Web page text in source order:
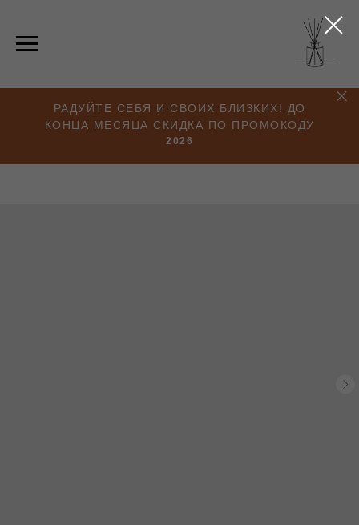
РАДУЙТЕ СЕБЯ И СВОИХ БЛИЗКИХ! ДО
КОНЦА МЕСЯЦА СКИДКА ПО ПРОМОКОДУ
2026